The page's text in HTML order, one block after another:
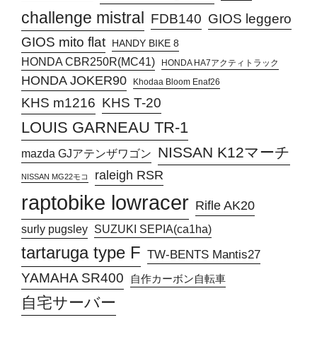
challenge mistral FDB140 GIOS leggero
GIOS mito flat
HANDY BIKE 8
HONDA CBR250R(MC41) HONDA HA7アクティトラック
HONDA JOKER90 Khodaa Bloom Enaf26
KHS m1216 KHS T-20
LOUIS GARNEAU TR-1
mazda GJアテンザワゴン NISSAN K12マーチ
NISSAN MG22モコ raleigh RSR
raptobike lowracer Rifle AK20
surly pugsley SUZUKI SEPIA(ca1ha)
tartaruga type F TW-BENTS Mantis27
YAMAHA SR400 自作カーボン自転車
自宅サーバー